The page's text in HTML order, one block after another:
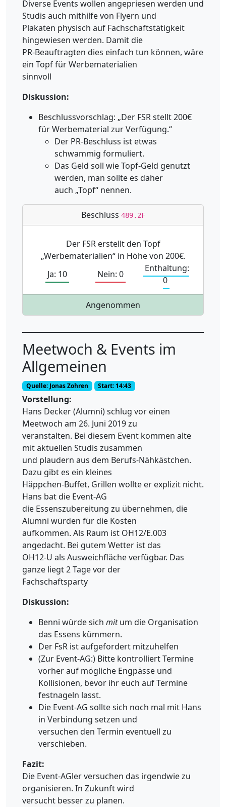
Diverse Events wollen angepriesen werden und
Studis auch mithilfe von Flyern und
Plakaten physisch auf Fachschaftstätigkeit
hingewiesen werden. Damit die
PR-Beauftragten dies einfach tun können, wäre
ein Topf für Werbematerialien
sinnvoll
Diskussion:
Beschlussvorschlag: „Der FSR stellt 200€
für Werbematerial zur Verfügung.“
Der PR-Beschluss ist etwas
schwammig formuliert.
Das Geld soll wie Topf-Geld genutzt
werden, man sollte es daher
auch „Topf“ nennen.
Beschluss 489.2F
Der FSR erstellt den Topf
„Werbematerialien“ in Höhe von 200€.
Ja: 10
Nein: 0
Enthaltung:
0
Angenommen
Meetwoch & Events im
Allgemeinen
Quelle: Jonas Zohren Start: 14:43
Vorstellung:
Hans Decker (Alumni) schlug vor einen
Meetwoch am 26. Juni 2019 zu
veranstalten. Bei diesem Event kommen alte
mit aktuellen Studis zusammen
und plaudern aus dem Berufs-Nähkästchen.
Dazu gibt es ein kleines
Häppchen-Buffet, Grillen wollte er explizit nicht.
Hans bat die Event-AG
die Essenszubereitung zu übernehmen, die
Alumni würden für die Kosten
aufkommen. Als Raum ist OH12/E.003
angedacht. Bei gutem Wetter ist das
OH12-U als Ausweichfläche verfügbar. Das
ganze liegt 2 Tage vor der
Fachschaftsparty
Diskussion:
Benni würde sich mitum die Organisation
das Essens kümmern.
Der FsR ist aufgefordert mitzuhelfen
(Zur Event-AG:) Bitte kontrolliert Termine
vorher auf mögliche Engpässe und
Kollisionen, bevor ihr euch auf Termine
festnageln lasst.
Die Event-AG sollte sich noch mal mit Hans
in Verbindung setzen und
versuchen den Termin eventuell zu
verschieben.
Fazit:
Die Event-AGler versuchen das irgendwie zu
organisieren. In Zukunft wird
versucht besser zu planen.